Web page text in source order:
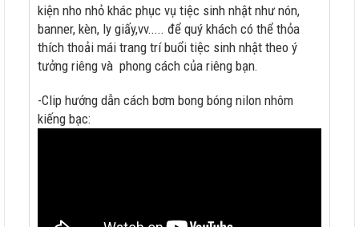
kiện nho nhỏ khác phục vụ tiệc sinh nhật như nón,
banner, kèn, ly giấy,vv..... để quý khách có thể thỏa
thích thoải mái trang trí buổi tiệc sinh nhật theo ý
tưởng riêng và phong cách của riêng bạn.
-Clip hướng dẫn cách bơm bong bóng nilon nhôm
kiếng bạc: